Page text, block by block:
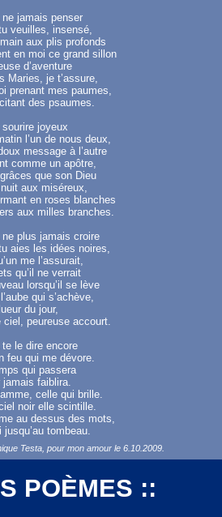
ne jamais penser
veuilles, insensé,
aux plis profonds
en moi ce grand sillon
d’aventure
Maries, je t’assure,
prenant mes paumes,
des psaumes.
sourire joyeux
l’un de nous deux,
message à l’autre
comme un apôtre,
que son Dieu
aux miséreux,
en roses blanches
aux milles branches.
ne plus jamais croire
aies les idées noires,
me l’assurait,
qu’il ne verrait
lorsqu’il se lève
qui s’achève,
du jour,
ciel, peureuse accourt.
te le dire encore
feu qui me dévore.
qui passera
jamais faiblira.
celle qui brille.
noir elle scintille.
au dessus des mots,
jusqu’au tombeau.
Testa, pour mon amour le 6.10.2009.
POÈMES ::